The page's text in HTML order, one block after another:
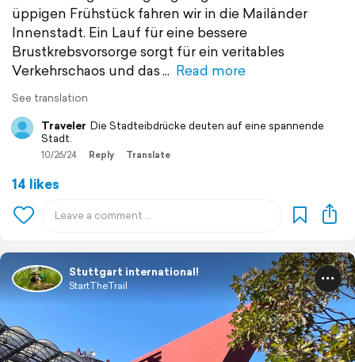
üppigen Frühstück fahren wir in die Mailänder
Innenstadt. Ein Lauf für eine bessere
Brustkrebsvorsorge sorgt für ein veritables
Verkehrschaos und das
Read more
See translation
Traveler Die Stadteibdrücke deuten auf eine spannende
Stadt.
10/26/24 Reply Translate
14 likes
Stuttgart international!
StartTheTrail